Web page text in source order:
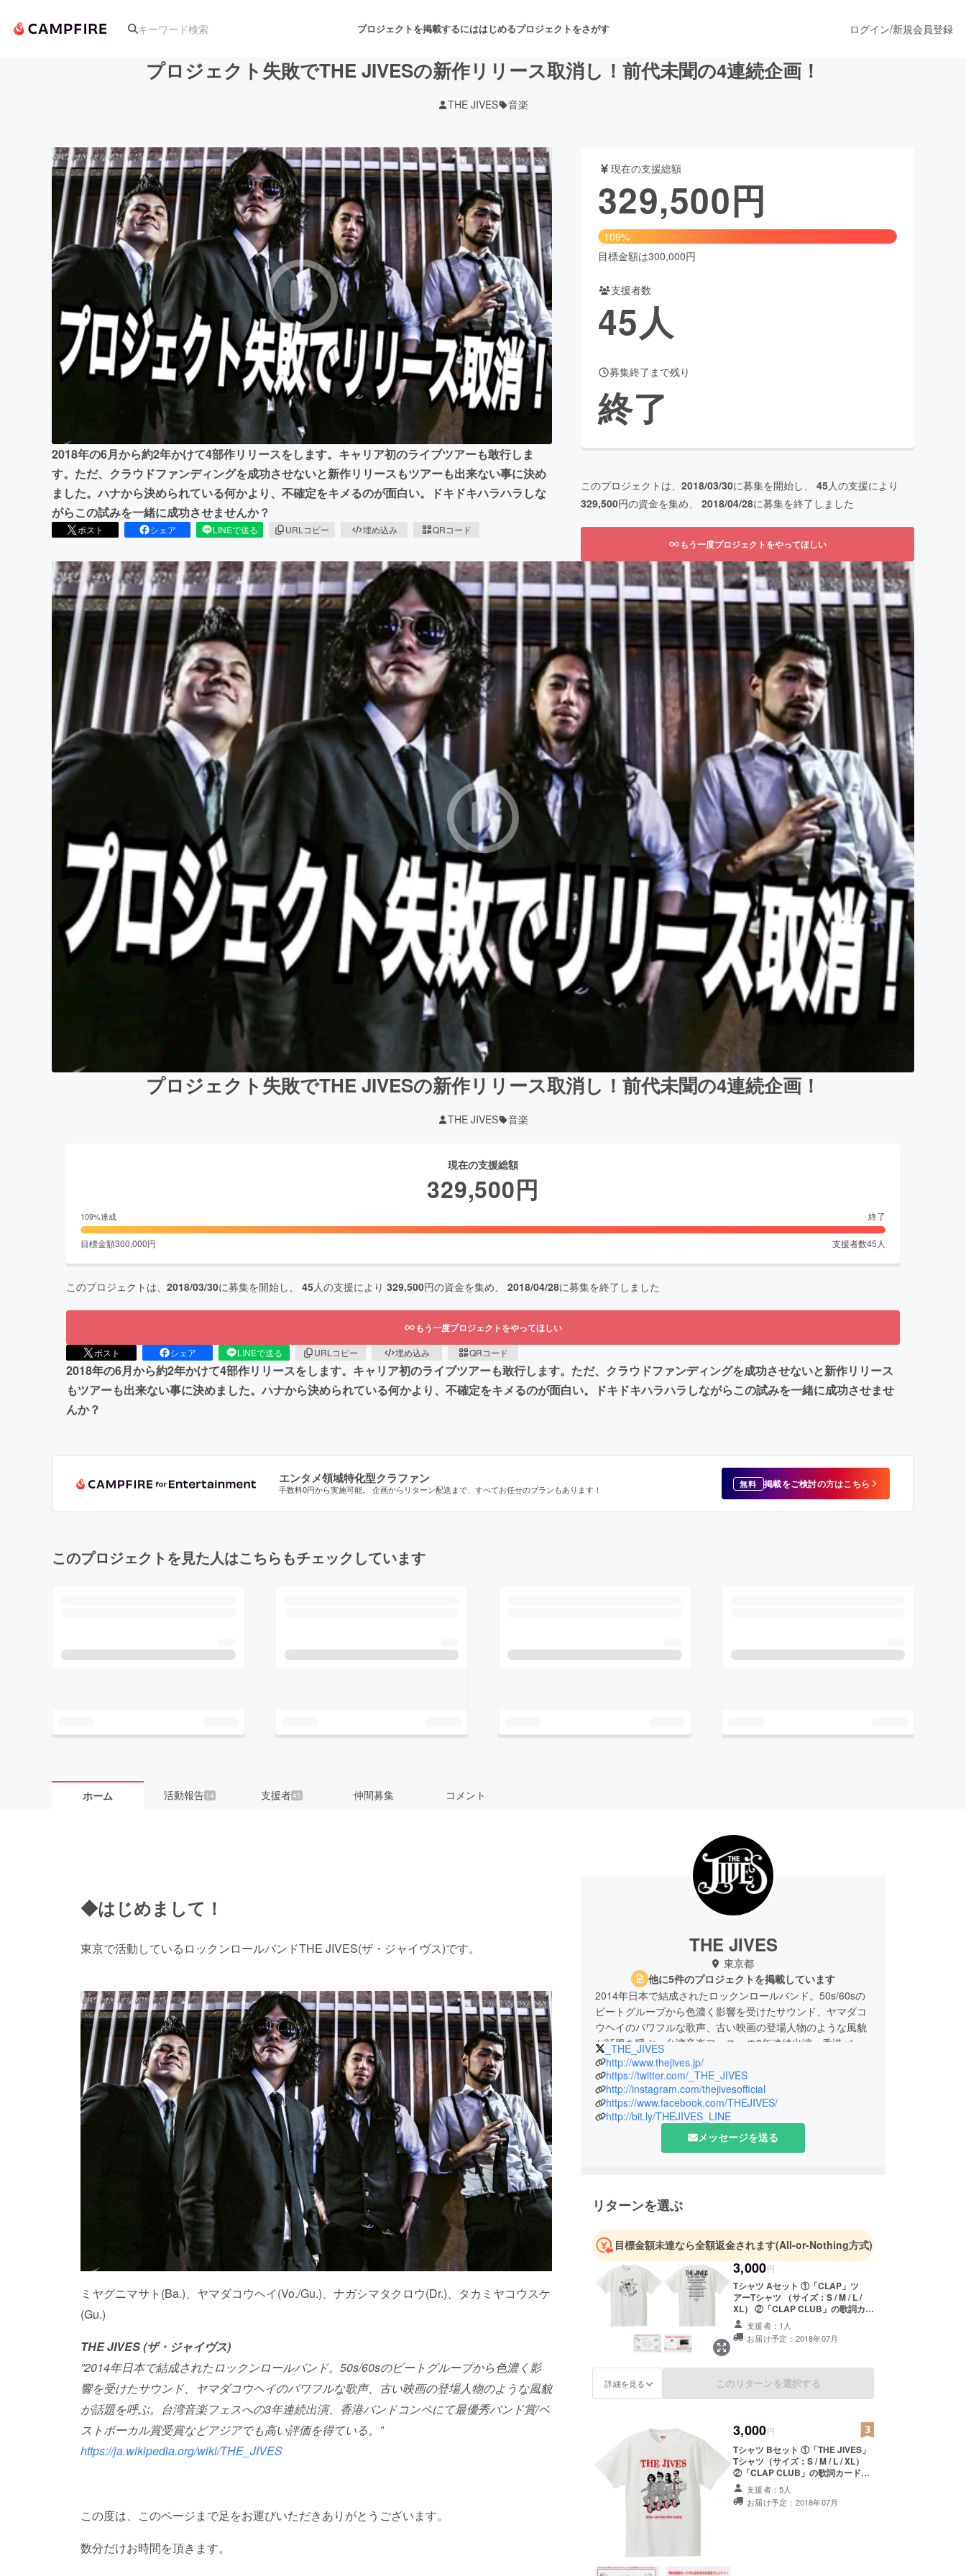
プロジェクトを掲載するにははじめるプロジェクトをさがす
アート・写真 音楽 舞台・パフォーマンス
テクノロジー・ガジェット ゲーム・サービス開発 フード・飲食店 ファッション
映像・映画 書籍・雑誌出版 アニメ・漫画
ビジネス・起業 チャレンジ ビューティー・ヘルスケア
まちづくり・地域活性化
CAMPFIRE for Social GoodCAMPFIRE Creation
CAMPFIREふるさと納税 machi-ya コミュニティ
ログイン/新規会員登録
プロジェクト失敗でTHE JIVESの新作リリース取消し！前代未聞の4連続企画！
THE JIVES 音楽
2018年の6月から約2年かけて4部作リリースをします。キャリア初のライブツアーも敢行しま
す。ただ、クラウドファンディングを成功させないと新作リリースもツアーも出来ない事に決め
ました。ハナから決められている何かより、不確定をキメるのが面白い。ドキドキハラハラしな
がらこの試みを一緒に成功させませんか？
ポスト シェア LINEで送る URLコピー 埋め込み QRコード
現在の支援総額
329,500円
109%
目標金額は300,000円
支援者数
45人
募集終了まで残り
終了
このプロジェクトは、 2018/03/30に募集を開始し、 45人の支援により
329,500円の資金を集め、 2018/04/28に募集を終了しました
もう一度プロジェクトをやってほしい
プロジェクト失敗でTHE JIVESの新作リリース取消し！前代未聞の4連続企画！
THE JIVES 音楽
現在の支援総額
329,500円
109%達成 終了
目標金額300,000円 支援者数45人
このプロジェクトは、 2018/03/30に募集を開始し、 45人の支援により 329,500円の資金を集め、 2018/04/28に募集を終了しました
もう一度プロジェクトをやってほしい
ポスト シェア LINEで送る URLコピー 埋め込み QRコード
2018年の6月から約2年かけて4部作リリースをします。キャリア初のライブツアーも敢行します。ただ、クラウドファンディングを成功させないと新作リリース
もツアーも出来ない事に決めました。ハナから決められている何かより、不確定をキメるのが面白い。ドキドキハラハラしながらこの試みを一緒に成功させませ
んか？
エンタメ領域特化型クラファン
手数料0円から実施可能。 企画からリターン配送まで、すべてお任せのプランもあります！ 無料 掲載をご検討の方はこちら
このプロジェクトを見た人はこちらもチェックしています
ホーム 活動報告 14 支援者45 仲間募集 コメント
◆はじめまして！
東京で活動しているロックンロールバンドTHE JIVES(ザ・ジャイヴス)です。
ミヤグニマサト(Ba.)、ヤマダコウヘイ(Vo./Gu.)、ナガシマタクロウ(Dr.)、タカミヤコウスケ
(Gu.)
THE JIVES (ザ・ジャイヴス)
”2014年日本で結成されたロックンロールバンド。50s/60sのビートグループから色濃く影
響を受けたサウンド、ヤマダコウヘイのパワフルな歌声、古い映画の登場人物のような風貌
が話題を呼ぶ。台湾音楽フェスへの3年連続出演、香港バンドコンペにて最優秀バンド賞/ベ
ストボーカル賞受賞などアジアでも高い評価を得ている。”
https://ja.wikipedia.org/wiki/THE_JIVES
この度は、このページまで足をお運びいただきありがとうございます。
数分だけお時間を頂きます。
THE JIVES
東京都
他に5件のプロジェクトを掲載しています
2014年日本で結成されたロックンロールバンド。50s/60sの
ビートグループから色濃く影響を受けたサウンド、ヤマダコ
ウヘイのパワフルな歌声、古い映画の登場人物のような風貌
が話題を呼ぶ。台湾音楽フェスへの3年連続出演、香港バン
ドコンペにて最優秀バンド賞/ベストボーカル賞受賞などアジ
アでも高い評価を得ている。
_THE_JIVES
http://www.thejives.jp/
https://twitter.com/_THE_JIVES
http://instagram.com/thejivesofficial
https://www.facebook.com/THEJIVES/
http://bit.ly/THEJIVES_LINE
メッセージを送る
リターンを選ぶ
目標金額未達なら全額返金されます(All-or-Nothing方式)
3,000円
Tシャツ Aセット ①「CLAP」ツ
アーTシャツ （サイズ：S / M / L /
XL） ②「CLAP CLUB」の歌詞カー
ド中にお名前クレジット！ ③タカミ
ヤコウスケ作のオリジナルポスト
カードへメンバー全員の手書きメッ
希望サイズは備考欄に記入して下さ
い ＊クレジットを希望するお名前
(ニックネーム可)を備考欄に記入し
てください
支援者：1人
お届け予定：2018年07月
詳細を見る このリターンを選択する
3,000円
Tシャツ Bセット ①「THE JIVES」
Tシャツ（サイズ：S / M / L / XL）
②「CLAP CLUB」の歌詞カード中
にお名前クレジット！ ③タカミヤコ
ウスケ作のオリジナルポストカード
へメンバー全員の手書きメッセージ
支援者：5人
お届け予定：2018年07月